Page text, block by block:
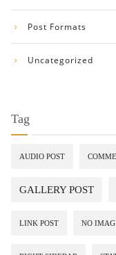
Post Formats
Uncategorized
Tag
AUDIO POST
GALLERY POST
LINK POST NO